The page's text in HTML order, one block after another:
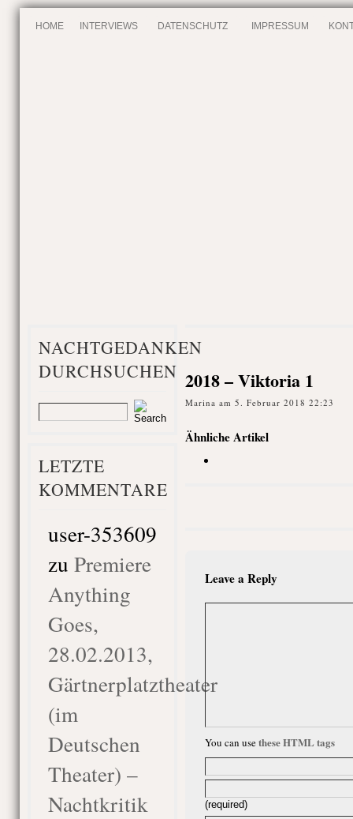
HOME INTERVIEWS DATENSCHUTZ IMPRESSUM
NACHTGEDANKEN
DURCHSUCHEN
LETZTE
KOMMENTARE
user-353609
zu Premiere
Anything
Goes,
28.02.2013,
Gärtnerplatztheater
(im
Deutschen
Theater) –
Nachtkritik
2018 – Viktoria 1
Marina am 5. Februar 2018 22:23
Ähnliche Artikel
Leave a Reply
You can usethese HTML tags
(required)